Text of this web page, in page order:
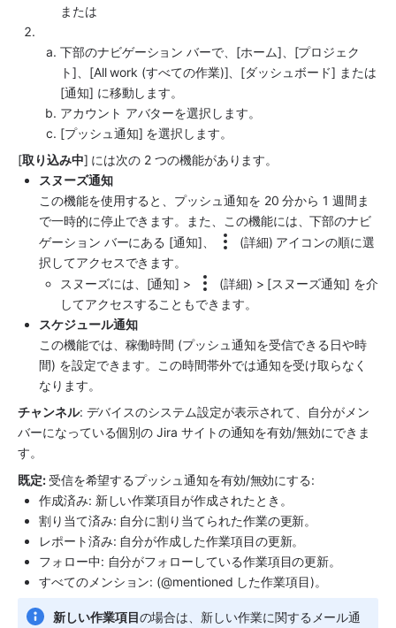
または
下部のナビゲーション バーで、[ホーム]、[プロジェク
ト]、[All work (すべての作業)]、[ダッシュボード] または
[通知] に移動します。
アカウント アバターを選択します。
[プッシュ通知] を選択します。
[取り込み中] には次の 2 つの機能があります。
スヌーズ通知
この機能を使用すると、プッシュ通知を 20 分から 1 週間ま
で一時的に停止できます。また、この機能には、下部のナビ
ゲーション バーにある [通知]、
(詳細) アイコンの順に選
択してアクセスできます。
スヌーズには、[通知] >
(詳細) > [スヌーズ通知] を介
してアクセスすることもできます。
スケジュール通知
この機能では、稼働時間 (プッシュ通知を受信できる日や時
間) を設定できます。この時間帯外では通知を受け取らなく
なります。
チャンネル: デバイスのシステム設定が表示されて、自分がメン
バーになっている個別の Jira サイトの通知を有効/無効にできま
す。
既定: 受信を希望するプッシュ通知を有効/無効にする:
作成済み: 新しい作業項目が作成されたとき。
割り当て済み: 自分に割り当てられた作業の更新。
レポート済み: 自分が作成した作業項目の更新。
フォロー中: 自分がフォローしている作業項目の更新。
すべてのメンション: (@mentioned した作業項目)。
新しい作業項目の場合は、新しい作業に関するメール通